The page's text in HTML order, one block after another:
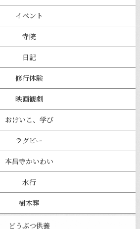
イベント
寺院
日記
修行体験
映画観劇
おけいこ、学び
ラグビー
本昌寺かいわい
水行
樹木葬
どうぶつ供養